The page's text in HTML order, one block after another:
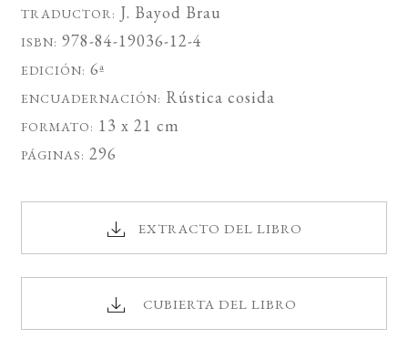
TRADUCTOR: J. Bayod Brau
ISBN: 978-84-19036-12-4
EDICIÓN: 6ª
ENCUADERNACIÓN: Rústica cosida
FORMATO: 13 x 21 cm
PÁGINAS: 296
EXTRACTO DEL LIBRO
CUBIERTA DEL LIBRO